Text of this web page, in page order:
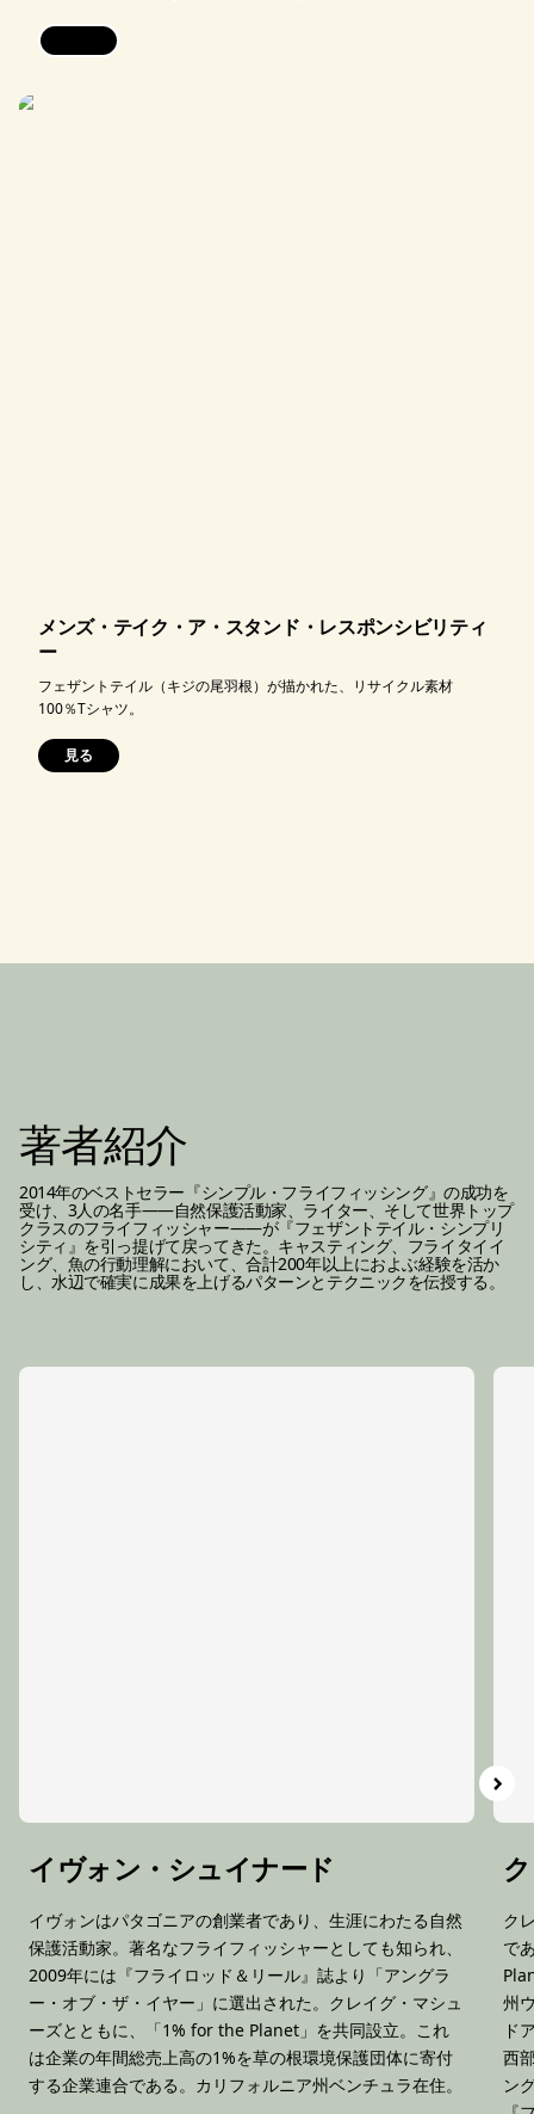
メンズ・テイク・ア・スタンド・レスポンシビリティ
ー
フェザントテイル（キジの尾羽根）が描かれた、リサイクル素材
100％Tシャツ。
見る
著者紹介
2014年のベストセラー『シンプル・フライフィッシング』の成功を
受け、3人の名手——自然保護活動家、ライター、そして世界トップ
クラスのフライフィッシャー——が『フェザントテイル・シンプリ
シティ』を引っ提げて戻ってきた。キャスティング、フライタイイ
ング、魚の行動理解において、合計200年以上におよぶ経験を活か
し、水辺で確実に成果を上げるパターンとテクニックを伝授する。
イヴォン・シュイナード
イヴォンはパタゴニアの創業者であり、生涯にわたる自然
保護活動家。著名なフライフィッシャーとしても知られ、
2009年には『フライロッド＆リール』誌より「アングラ
ー・オブ・ザ・イヤー」に選出された。クレイグ・マシュ
ーズとともに、「1% for the Planet」を共同設立。これ
は企業の年間総売上高の1%を草の根環境保護団体に寄付
する企業連合である。カリフォルニア州ベンチュラ在住。
ク
で
州
ド
西
ン